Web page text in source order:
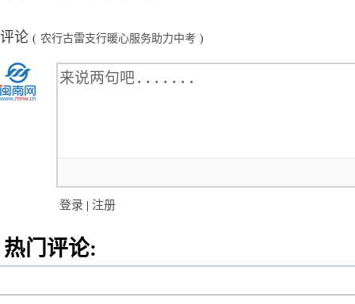
评论 ( 农行古雷支行暖心服务助力中考 )
登录 | 注册
热门评论: